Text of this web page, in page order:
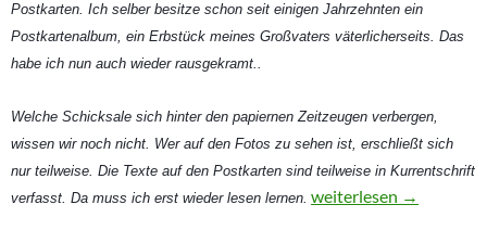
Postkarten. Ich selber besitze schon seit einigen Jahrzehnten ein
Postkartenalbum, ein Erbstück meines Großvaters väterlicherseits. Das
habe ich nun auch wieder rausgekramt..
Welche Schicksale sich hinter den papiernen Zeitzeugen verbergen,
wissen wir noch nicht. Wer auf den Fotos zu sehen ist, erschließt sich
nur teilweise. Die Texte auf den Postkarten sind teilweise in Kurrentschrift
verfasst. Da muss ich erst wieder lesen lernen. Des Kaisers Regatta
weiterlesen →